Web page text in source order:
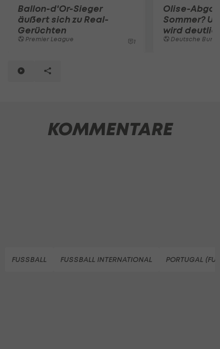
Ballon-d'Or-Sieger
äußert sich zu Real-
Gerüchten
Premier League 1
Olise-
Sommer?
wird
Deutsche
KOMMENTARE
FUSSBALL FUSSBALL INTERNATIONAL PORTUGAL